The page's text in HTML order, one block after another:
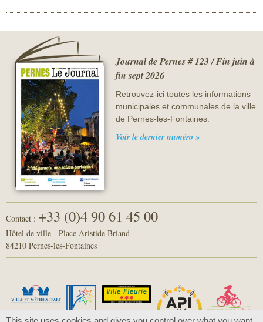
Journal de Pernes # 123 / Fin juin à
fin sept 2026
Retrouvez-ici toutes les informations
municipales et communales de la ville
de Pernes-les-Fontaines.
Voir le dernier numéro »
Contact : +33 (0)4 90 61 45 00
Hôtel de ville - Place Aristide Briand
84210 Pernes-les-Fontaines